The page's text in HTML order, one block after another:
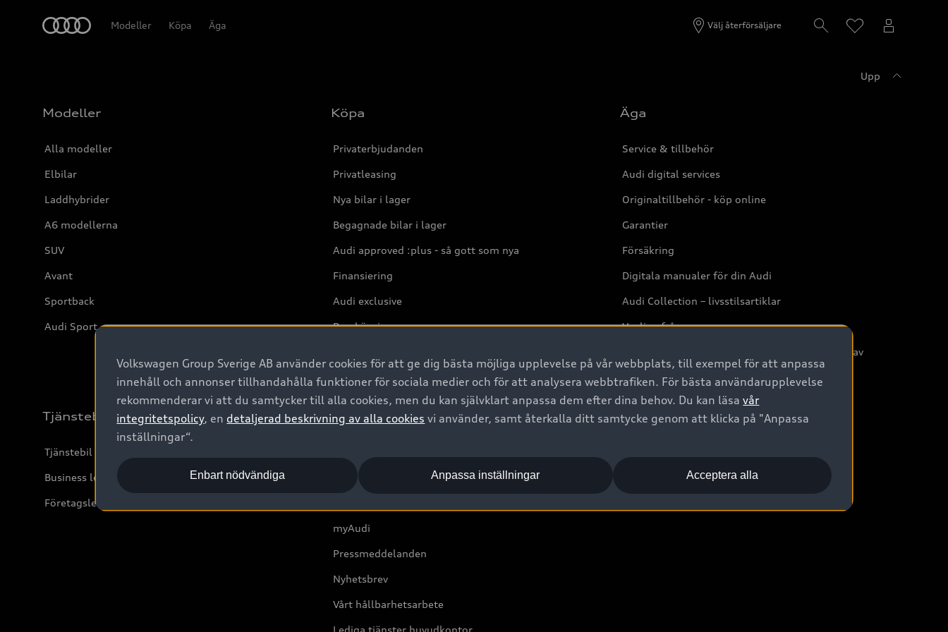
Modeller Köpa Äga Välj återförsäljare
Upp
Modeller
Alla modeller
Elbilar
Laddhybrider
A6 modellerna
SUV
Avant
Sportback
Audi Sport
Köpa
Privaterbjudanden
Privatleasing
Nya bilar i lager
Begagnade bilar i lager
Audi approved :plus - så gott som nya
Finansiering
Audi exclusive
Provkörning
Äga
Service & tillbehör
Audi digital services
Originaltillbehör - köp online
Garantier
Försäkring
Digitala manualer för din Audi
Audi Collection – livsstilsartiklar
Vanliga frågor
2G/3G nätet stängs ned - Hur påverkas min bil av
detta?
Tjänstebil
Tjänstebil
Business lease online
Företagsleasing
Om Audi Sverige
Boka Service online
myAudi
Pressmeddelanden
Nyhetsbrev
Vårt hållbarhetsarbete
Lediga tjänster huvudkontor
Volkswagen Group Sverige AB använder cookies för att ge dig bästa möjliga upplevelse på vår webbplats, till exempel för att anpassa
innehåll och annonser tillhandahålla funktioner för sociala medier och för att analysera webbtrafiken. För bästa användarupplevelse
rekommenderar vi att du samtycker till alla cookies, men du kan självklart anpassa dem efter dina behov. Du kan läsavår
integritetspolicy, en detaljerad beskrivning av alla cookies vi använder, samt återkalla ditt samtycke genom att klicka på "Anpassa
inställningar“.
Acceptera alla
Enbart nödvändiga Anpassa inställningar